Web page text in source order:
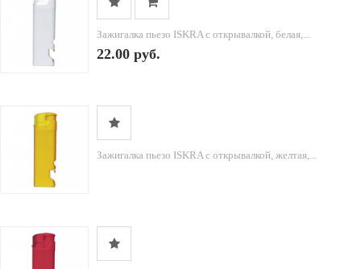
Зажигалка пьезо ISKRA с открывалкой, белая,...
22.00 руб.
Зажигалка пьезо ISKRA с открывалкой, желтая,...